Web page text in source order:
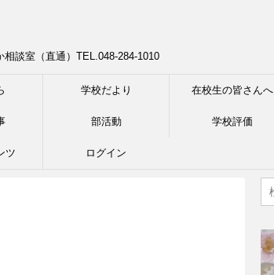
談室（直通）TEL.048-284-1010
学校だより 在校生の皆さんへ
部活動 学校評価
ツ ログイン